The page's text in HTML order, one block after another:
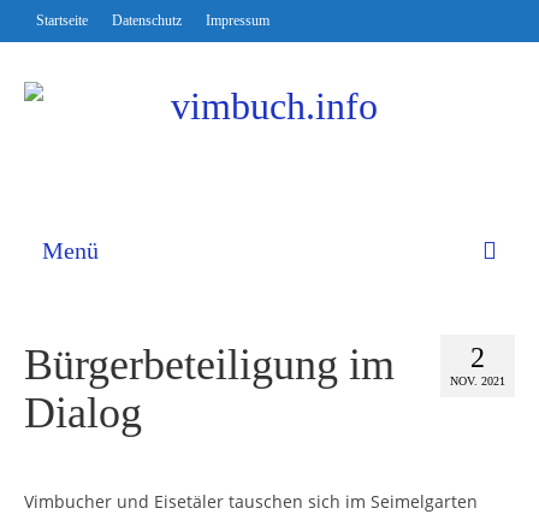
Startseite Datenschutz Impressum
Menü
2
NOV. 2021
Bürgerbeteiligung im
Dialog
Vimbucher und Eisetäler tauschen sich im Seimelgarten